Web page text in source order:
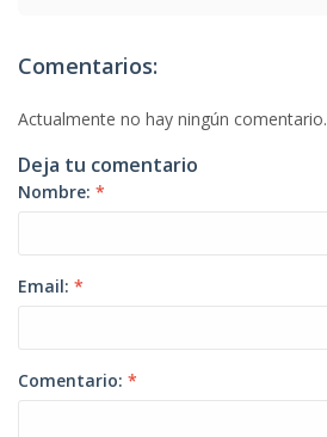
Comentarios:
Actualmente no hay ningún comentario.
Deja tu comentario
Nombre: *
Email: *
Comentario: *